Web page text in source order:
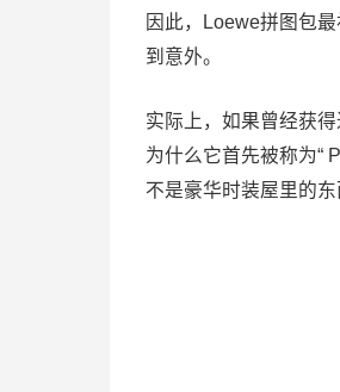
因此，Loewe拼图包
到意外。
实际上，如果曾经获
为什么它首先被称为“
不是豪华时装屋里的